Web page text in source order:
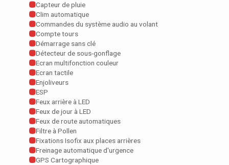
Capteur de pluie
Clim automatique
Commandes du système audio au volant
Compte tours
Démarrage sans clé
Détecteur de sous-gonflage
Ecran multifonction couleur
Ecran tactile
Enjoliveurs
ESP
Feux arrière à LED
Feux de jour à LED
Feux de route automatiques
Filtre à Pollen
Fixations Isofix aux places arrières
Freinage automatique d'urgence
GPS Cartographique